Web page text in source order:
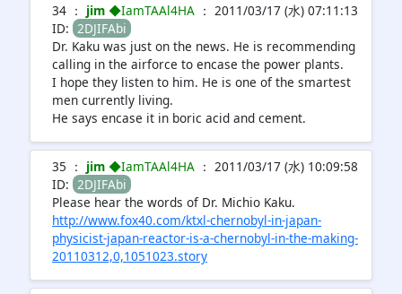
34 ： jim ◆IamTAAl4HA ： 2011/03/17 (水) 07:11:13
ID: 2DJIFAbi
Dr. Kaku was just on the news. He is recommending
calling in the airforce to encase the power plants.
I hope they listen to him. He is one of the smartest
men currently living.
He says encase it in boric acid and cement.
35 ： jim ◆IamTAAl4HA ： 2011/03/17 (水) 10:09:58
ID: 2DJIFAbi
Please hear the words of Dr. Michio Kaku.
http://www.fox40.com/ktxl-chernobyl-in-japan-
physicist-japan-reactor-is-a-chernobyl-in-the-making-
20110312,0,1051023.story